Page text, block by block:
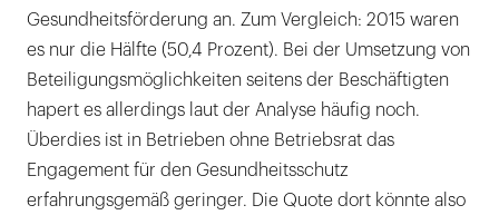
Gesundheitsförderung an. Zum Vergleich: 2015 waren
es nur die Hälfte (50,4 Prozent). Bei der Umsetzung von
Beteiligungsmöglichkeiten seitens der Beschäftigten
hapert es allerdings laut der Analyse häufig noch.
Überdies ist in Betrieben ohne Betriebsrat das
Engagement für den Gesundheitsschutz
erfahrungsgemäß geringer. Die Quote dort könnte also